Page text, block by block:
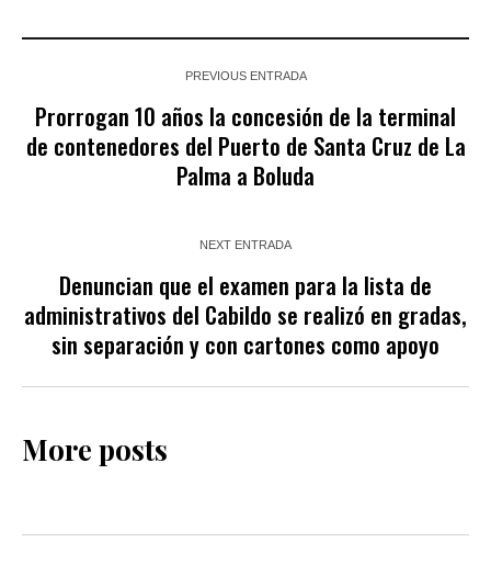
PREVIOUS ENTRADA
Prorrogan 10 años la concesión de la terminal
de contenedores del Puerto de Santa Cruz de La
Palma a Boluda
NEXT ENTRADA
Denuncian que el examen para la lista de
administrativos del Cabildo se realizó en gradas,
sin separación y con cartones como apoyo
More posts